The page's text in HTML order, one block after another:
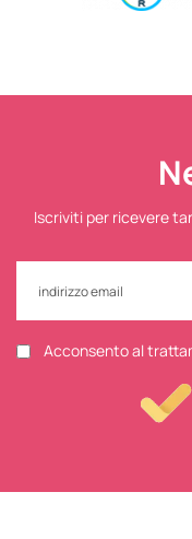
Iscriviti per ricevere
Acconsento al